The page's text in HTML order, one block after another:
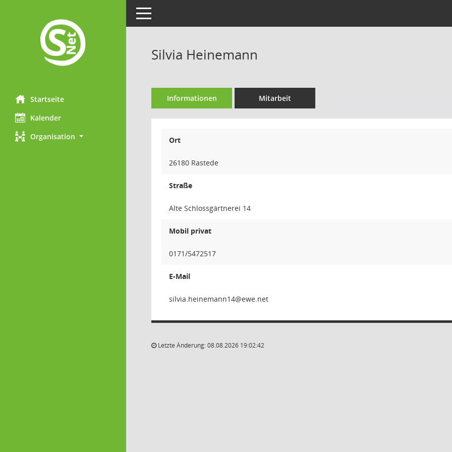
Startseite
Kalender
Organisation
Toggle navigation
Silvia Heinemann
Informationen Mitarbeit
Ort
26180 Rastede
Straße
Alte Schlossgärtnerei 14
Mobil privat
0171/5472517
E-Mail
41nnameni
Letzte Änderung: 08.08.2026 19:02:42